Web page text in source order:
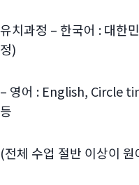
유치과정 – 한국어 : 대한
정)
– 영어 : English, Circle
등
(전체 수업 절반 이상이